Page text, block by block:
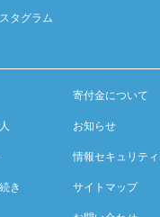
タグラム
寄付金について
お知らせ
情報セキュリテ
き サイトマップ